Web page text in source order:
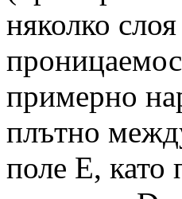
няколко
примерно
плътно
поле Е, като